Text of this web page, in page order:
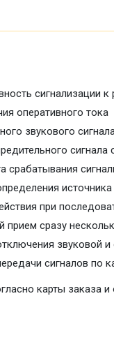
сигнализации к
оперативного тока
звукового
срабатывания
источника
при
сразу
звуковой и
сигналов по
карты заказа